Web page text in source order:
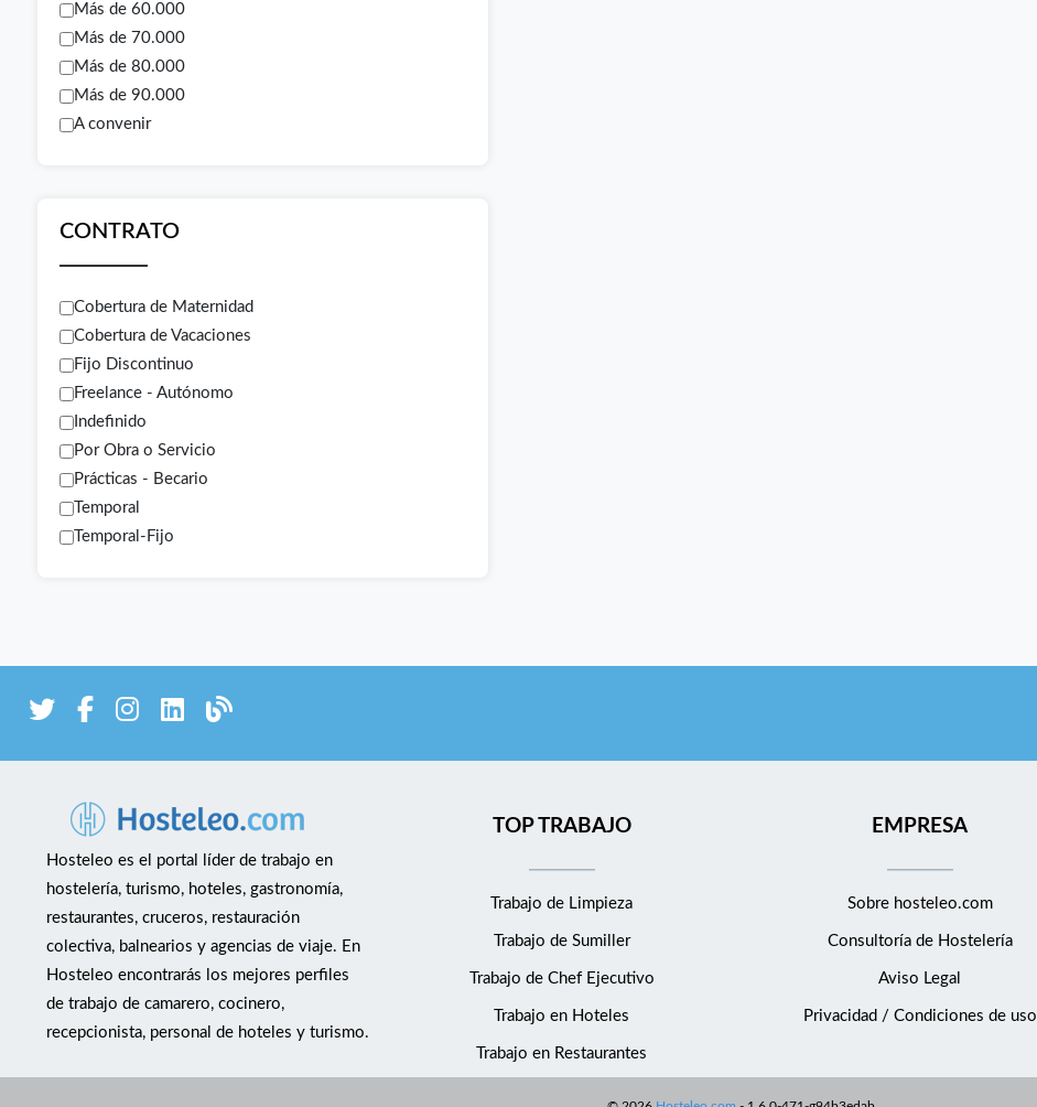
Más de 60.000
Más de 70.000
Más de 80.000
Más de 90.000
A convenir
CONTRATO
Cobertura de Maternidad
Cobertura de Vacaciones
Fijo Discontinuo
Freelance - Autónomo
Indefinido
Por Obra o Servicio
Prácticas - Becario
Temporal
Temporal-Fijo
Hosteleo es el portal líder de trabajo en
hostelería, turismo, hoteles, gastronomía,
restaurantes, cruceros, restauración
colectiva, balnearios y agencias de viaje. En
Hosteleo encontrarás los mejores perfiles
de trabajo de camarero, cocinero,
recepcionista, personal de hoteles y turismo.
TOP TRABAJO
Trabajo de Limpieza
Trabajo de Sumiller
Trabajo de Chef Ejecutivo
Trabajo en Hoteles
Trabajo en Restaurantes
EMPRESA
Sobre hosteleo.com
Consultoría de Hostelería
Aviso Legal
Privacidad / Condiciones de uso